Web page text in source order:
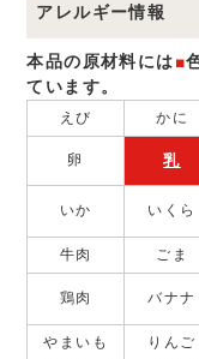
アレルギー情報
本品の原材料には■
ています。
えび かに
卵 乳
いか いくら
牛肉 ごま
鶏肉 バナナ
やまいも りんご